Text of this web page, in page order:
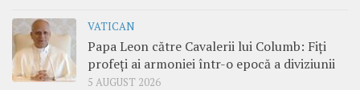
VATICAN
Papa Leon către Cavalerii lui Columb: Fiți
profeți ai armoniei într-o epocă a diviziunii
5 AUGUST 2026